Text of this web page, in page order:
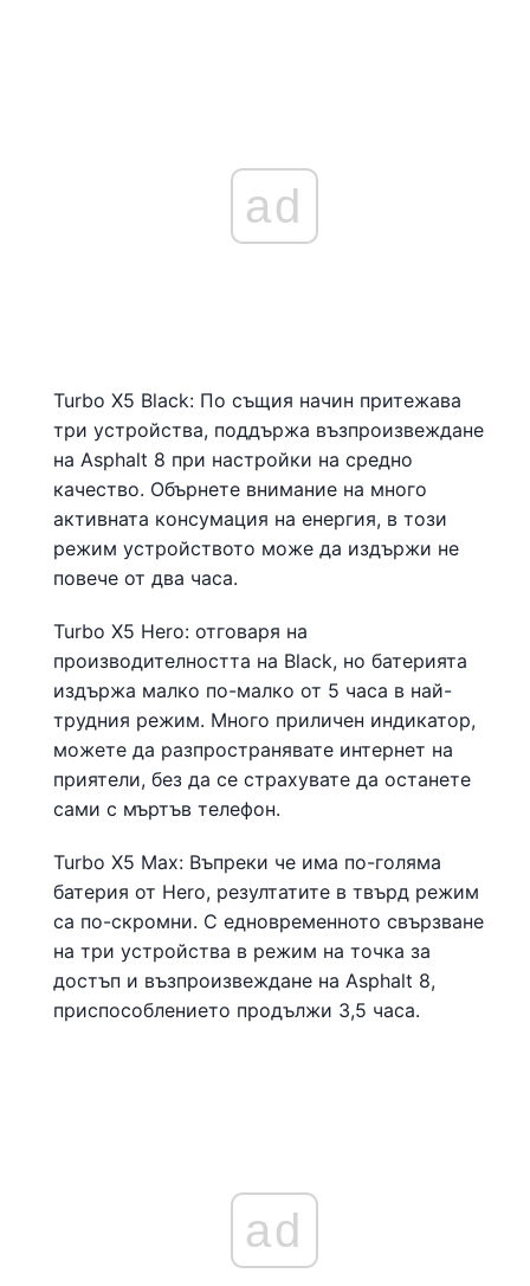
ad
Turbo X5 Black: По същия начин притежава
три устройства, поддържа възпроизвеждане
на Asphalt 8 при настройки на средно
качество. Обърнете внимание на много
активната консумация на енергия, в този
режим устройството може да издържи не
повече от два часа.
Turbo X5 Hero: отговаря на
производителността на Black, но батерията
издържа малко по-малко от 5 часа в най-
трудния режим. Много приличен индикатор,
можете да разпространявате интернет на
приятели, без да се страхувате да останете
сами с мъртъв телефон.
Turbo X5 Max: Въпреки че има по-голяма
батерия от Hero, резултатите в твърд режим
са по-скромни. С едновременното свързване
на три устройства в режим на точка за
достъп и възпроизвеждане на Asphalt 8,
приспособлението продължи 3,5 часа.
ad